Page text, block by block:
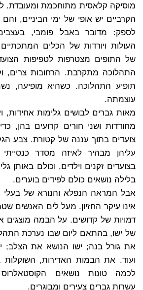
מוסיקה קלאסית מתוחכמת ומעובדת.
הקרביים יש אופי של ימי הביניים,
לספק: מדובר באבל פומבי,
העולות ויורדות של הכלים
של התופים מצטרפות לטפיפות
התהלוכה מתקרבת. הרחובות צרים,
תופיע התהלוכה. כשהיא מופיעה,
עוצמתה.
מאות גברים לבושים גלימות אחידות,
מחודדות ושני חורים קרועים בהן,
צועדים בתוך עננה של קטורת. צבע
עליהן מבהיר לאיזה מסדר
בצועדים זקנים וילדים, וכולם באותן
בלילה נושאים כולם לפידים בוערים.
אבל המראה הנפלא והנורא של בעלי
אינו עיקר החזיון. מעל לים האנשים
דמויות של קדושים. על הבמה מוצגים
של ישו, בהתאם ליום שבו נערכת
את גורל בנה; ישו הנושא את הצלב;
ועוד. את הבמות האדירות, השוקלות
עשרות גברים צעירים ומבוגרים.